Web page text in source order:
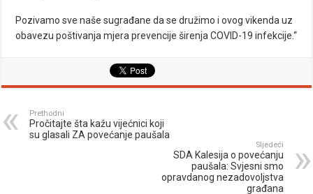
Pozivamo sve naše sugrađane da se družimo i ovog vikenda uz
obavezu poštivanja mjera prevencije širenja COVID-19 infekcije.“
Prethodni
Pročitajte šta kažu vijećnici koji
su glasali ZA povećanje paušala
Sljedeći
SDA Kalesija o povećanju
paušala: Svjesni smo
opravdanog nezadovoljstva
građana